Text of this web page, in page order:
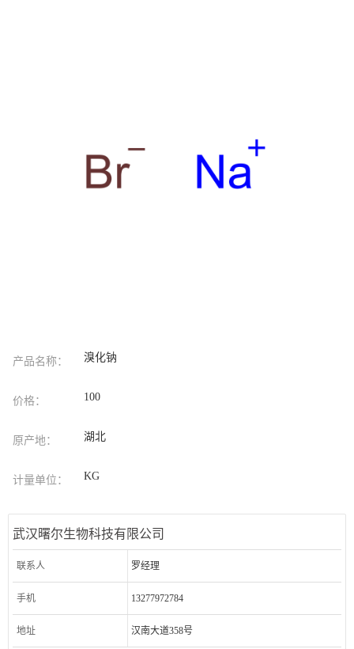
产品名称： 溴化钠
价格： 100
原产地： 湖北
计量单位： KG
武汉曙尔生物科技有限公司
联系人 罗经理
手机 13277972784
地址 汉南大道358号